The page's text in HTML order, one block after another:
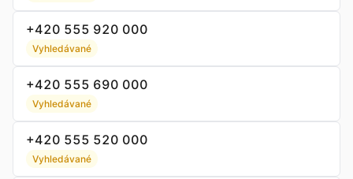
+420 555 920 000
Vyhledávané
+420 555 690 000
Vyhledávané
+420 555 520 000
Vyhledávané